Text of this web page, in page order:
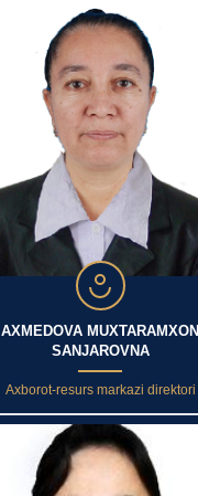
AXMEDOVA MUXTARAMXON
SANJAROVNA
Axborot-resurs markazi direktori